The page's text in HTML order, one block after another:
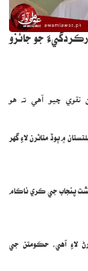
جو جائزو
نقوي چيو آهي ته هو
۾ ٻوڏ متاثرن لاءِ گهر
پنجاب جي ڪري ناڪام
لاءِ آهي، حڪومتن جي